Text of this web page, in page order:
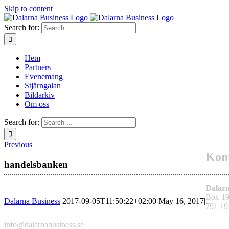
Skip to content
Search for:
Hem
Partners
Evenemang
Stjärngalan
Bildarkiv
Om oss
Search for:
Previous
handelsbanken
Dalarna Business 2017-09-05T11:50:22+02:00 May 16, 2017|
Box
791
info@dalarnabusiness.se